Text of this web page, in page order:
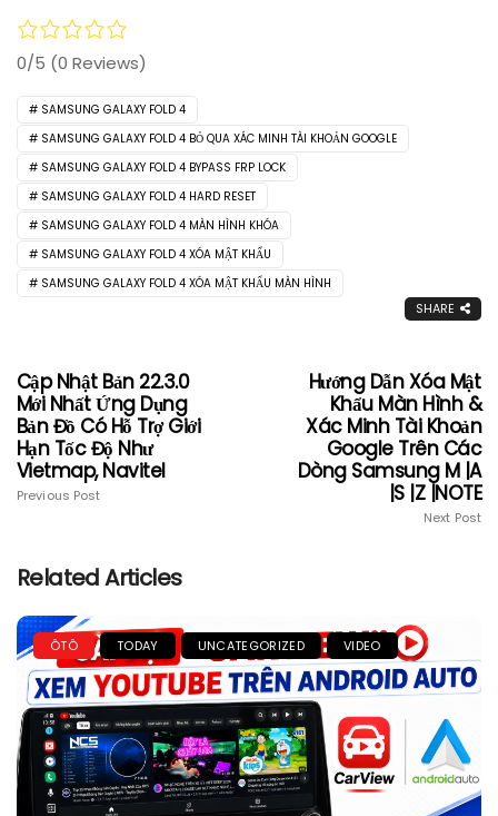
0/5 (0 Reviews)
SAMSUNG GALAXY FOLD 4
SAMSUNG GALAXY FOLD 4 BỎ QUA XÁC MINH TÀI KHOẢN GOOGLE
SAMSUNG GALAXY FOLD 4 BYPASS FRP LOCK
SAMSUNG GALAXY FOLD 4 HARD RESET
SAMSUNG GALAXY FOLD 4 MÀN HÌNH KHÓA
SAMSUNG GALAXY FOLD 4 XÓA MẬT KHẨU
SAMSUNG GALAXY FOLD 4 XÓA MẬT KHẨU MÀN HÌNH
SHARE
Cập Nhật Bản 22.3.0
Mới Nhất Ứng Dụng
Bản Đồ Có Hỗ Trợ Giới
Hạn Tốc Độ Như
Vietmap, Navitel
Previous Post
Hướng Dẫn Xóa Mật
Khẩu Màn Hình &
Xác Minh Tài Khoản
Google Trên Các
Dòng Samsung M |A
|S |Z |NOTE
Next Post
Related Articles
ÔTÔ TODAY UNCATEGORIZED VIDEO